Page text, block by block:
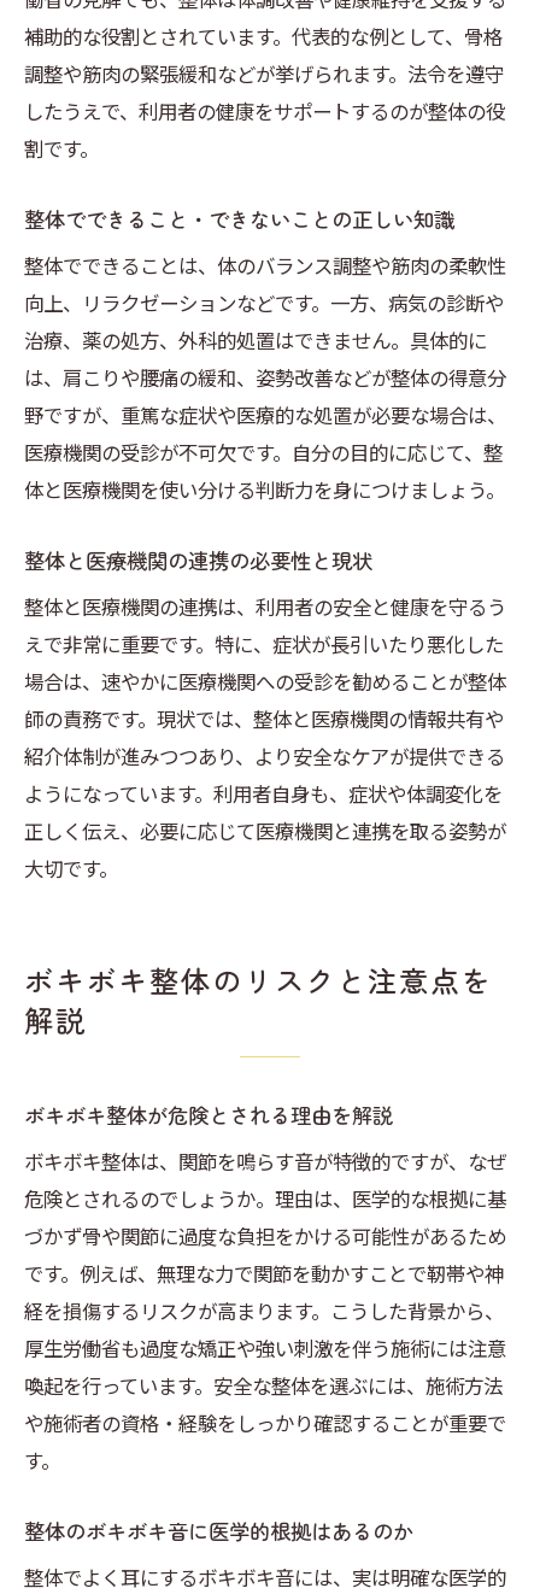
補助的な役割とされています。代表的な例として、骨格
調整や筋肉の緊張緩和などが挙げられます。法令を遵守
したうえで、利用者の健康をサポートするのが整体の役
割です。
整体でできること・できないことの正しい知識
整体でできることは、体のバランス調整や筋肉の柔軟性
向上、リラクゼーションなどです。一方、病気の診断や
治療、薬の処方、外科的処置はできません。具体的に
は、肩こりや腰痛の緩和、姿勢改善などが整体の得意分
野ですが、重篤な症状や医療的な処置が必要な場合は、
医療機関の受診が不可欠です。自分の目的に応じて、整
体と医療機関を使い分ける判断力を身につけましょう。
整体と医療機関の連携の必要性と現状
整体と医療機関の連携は、利用者の安全と健康を守るう
えで非常に重要です。特に、症状が長引いたり悪化した
場合は、速やかに医療機関への受診を勧めることが整体
師の責務です。現状では、整体と医療機関の情報共有や
紹介体制が進みつつあり、より安全なケアが提供できる
ようになっています。利用者自身も、症状や体調変化を
正しく伝え、必要に応じて医療機関と連携を取る姿勢が
大切です。
ボキボキ整体のリスクと注意点を
解説
ボキボキ整体が危険とされる理由を解説
ボキボキ整体は、関節を鳴らす音が特徴的ですが、なぜ
危険とされるのでしょうか。理由は、医学的な根拠に基
づかず骨や関節に過度な負担をかける可能性があるため
です。例えば、無理な力で関節を動かすことで靭帯や神
経を損傷するリスクが高まります。こうした背景から、
厚生労働省も過度な矯正や強い刺激を伴う施術には注意
喚起を行っています。安全な整体を選ぶには、施術方法
や施術者の資格・経験をしっかり確認することが重要で
す。
整体のボキボキ音に医学的根拠はあるのか
整体でよく耳にするボキボキ音には、実は明確な医学的